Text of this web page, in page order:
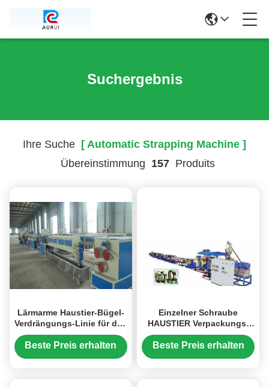
Suchergebnis
Ihre Suche [ Automatic Strapping Machine ]
Übereinstimmung 157Produits
Lärmarme Haustier-Bügel-
Verdrängungs-Linie für das
Verpacken, automatische
Umreifungsmaschine
Beste Preis erhalten
Einzelner Schraube
HAUSTIER Verpackungs-
Gurt-automatische
Umreifungsmaschine,
Ziehbank-Fertigungsstraße
Beste Preis erhalten